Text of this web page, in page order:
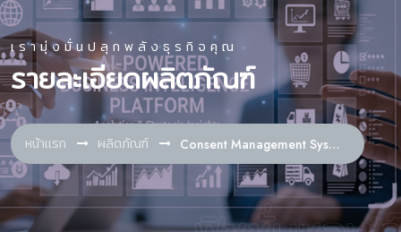
เรามุ่งมั่นปลุกพลังธุรกิจคุณ
รายละเอียดผลิตภัณฑ์
หน้าแรก ผลิตภัณฑ์ Consent Management System